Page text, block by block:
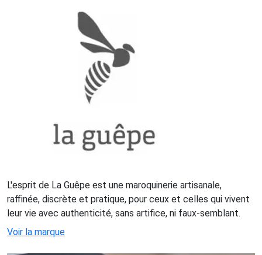
L'esprit de La Guêpe est une maroquinerie artisanale,
raffinée, discrète et pratique, pour ceux et celles qui vivent
leur vie avec authenticité, sans artifice, ni faux-semblant.
Voir la marque